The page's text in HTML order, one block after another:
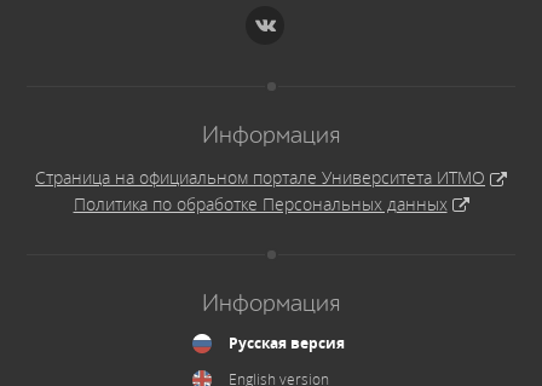
Информация
Страница на официальном портале Университета ИТМО
Политика по обработке Персональных данных
Информация
Русская версия
English version